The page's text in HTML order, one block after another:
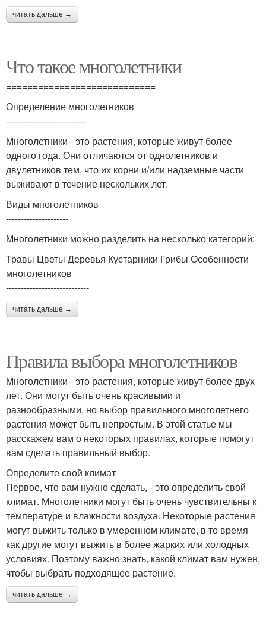
читать дальше →
Что такое многолетники
============================
Определение многолетников
---------------------------
Многолетники - это растения, которые живут более
одного года. Они отличаются от однолетников и
двулетников тем, что их корни и/или надземные части
выживают в течение нескольких лет.
Виды многолетников
---------------------
Многолетники можно разделить на несколько категорий:
Травы Цветы Деревья Кустарники Грибы Особенности
многолетников
----------------------------
читать дальше →
Правила выбора многолетников
Многолетники - это растения, которые живут более двух
лет. Они могут быть очень красивыми и
разнообразными, но выбор правильного многолетнего
растения может быть непростым. В этой статье мы
расскажем вам о некоторых правилах, которые помогут
вам сделать правильный выбор.
Определите свой климат
Первое, что вам нужно сделать, - это определить свой
климат. Многолетники могут быть очень чувствительны к
температуре и влажности воздуха. Некоторые растения
могут выжить только в умеренном климате, в то время
как другие могут выжить в более жарких или холодных
условиях. Поэтому важно знать, какой климат вам нужен,
чтобы выбрать подходящее растение.
читать дальше →